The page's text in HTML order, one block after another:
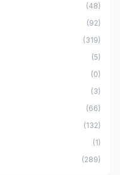
(48)
(92)
(319)
(5)
(0)
(3)
(66)
(132)
(1)
(289)